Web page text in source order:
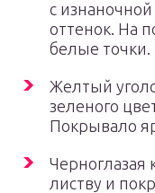
с
оттенок. На
белые точки.
Желтый
зеленого
Покрывало
Черноглазая
листву и